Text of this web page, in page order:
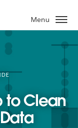
Menu
to Clean